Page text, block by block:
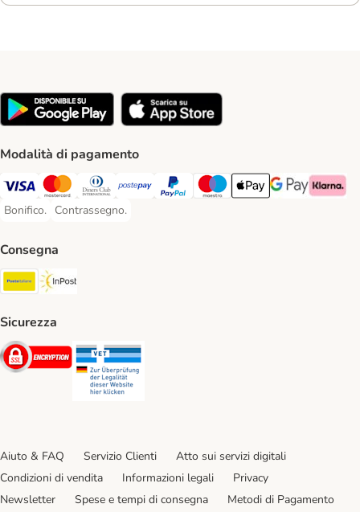
Modalità di pagamento
Visa. Payment Method
Mastercard. Payment Method
Diners Club. Payment Method
Postepay. Payment Method
PayPal. Payment Method
Maestro. Payment Method
Apple pay. Payment
Google Pay
Klarna
Bonifico.
Bonifico. Payment Method
Contrassegno.
Contrassegno. Payment Method
Consegna
Poste Italiane. Shipping Method
Sicurezza
Security
Aiuto & FAQ Servizio Clienti
Atto sui servizi digitali
Condizioni di vendita
Informazioni legali
Privacy
Newsletter
Spese e tempi di consegna Metodi di Pagamento